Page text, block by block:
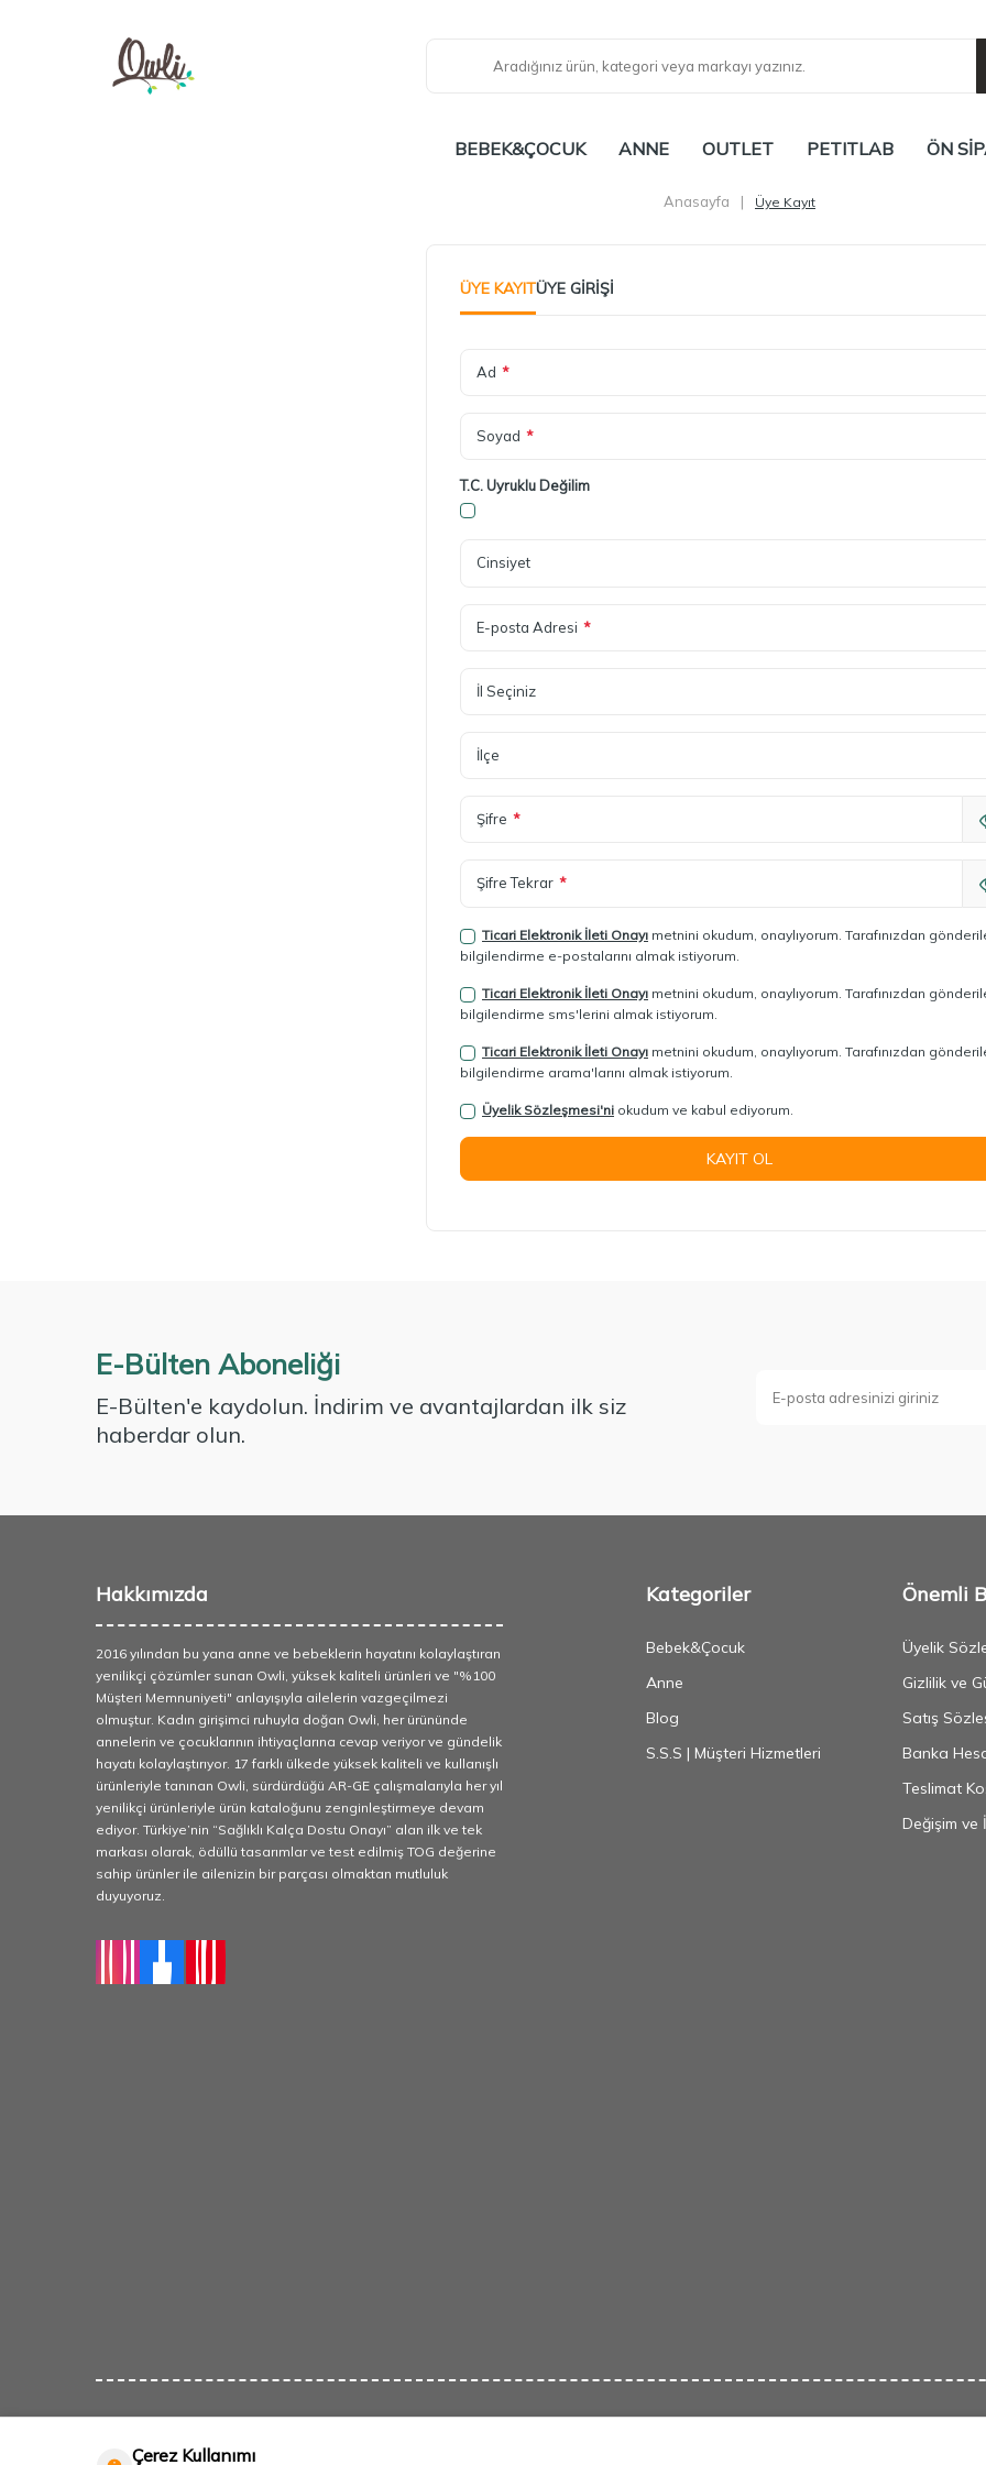
BEBEK&ÇOCUK ANNE OUTLET PETITLAB ÖN
Anasayfa | Üye Kayıt
ÜYE KAYITÜYE GIRIŞI
Ad *
Soyad *
T.C. Uyruklu Değilim
Cinsiyet
E-posta Adresi *
İl Seçiniz
İlçe
Şifre *
Şifre Tekrar *
Ticari Elektronik İleti Onayı metnini okudum, onaylıyorum. Tarafınızdan
bilgilendirme e-postalarını almak istiyorum.
Ticari Elektronik İleti Onayı metnini okudum, onaylıyorum. Tarafınızdan
bilgilendirme sms'lerini almak istiyorum.
Ticari Elektronik İleti Onayı metnini okudum, onaylıyorum. Tarafınızdan
bilgilendirme arama'larını almak istiyorum.
Üyelik Sözleşmesi'ni okudum ve kabul ediyorum.
KAYIT OL
E-Bülten Aboneliği
E-Bülten'e kaydolun. İndirim ve avantajlardan ilk siz
haberdar olun.
Hakkımızda
2016 yılından bu yana anne ve bebeklerin hayatını kolaylaştıran
yenilikçi çözümler sunan Owli, yüksek kaliteli ürünleri ve "%100
Müşteri Memnuniyeti" anlayışıyla ailelerin vazgeçilmezi
olmuştur. Kadın girişimci ruhuyla doğan Owli, her ürününde
annelerin ve çocuklarının ihtiyaçlarına cevap veriyor ve gündelik
hayatı kolaylaştırıyor. 17 farklı ülkede yüksek kaliteli ve kullanışlı
ürünleriyle tanınan Owli, sürdürdüğü AR-GE çalışmalarıyla her yıl
yenilikçi ürünleriyle ürün kataloğunu zenginleştirmeye devam
ediyor. Türkiye’nin “Sağlıklı Kalça Dostu Onayı” alan ilk ve tek
markası olarak, ödüllü tasarımlar ve test edilmiş TOG değerine
sahip ürünler ile ailenizin bir parçası olmaktan mutluluk
duyuyoruz.
Kategoriler
Bebek&Çocuk
Anne
Blog
S.S.S | Müşteri Hizmetleri
Önemli
Üyelik
Gizlilik ve
Satış
Banka
Teslimat
Değişim ve
Çerez Kullanımı